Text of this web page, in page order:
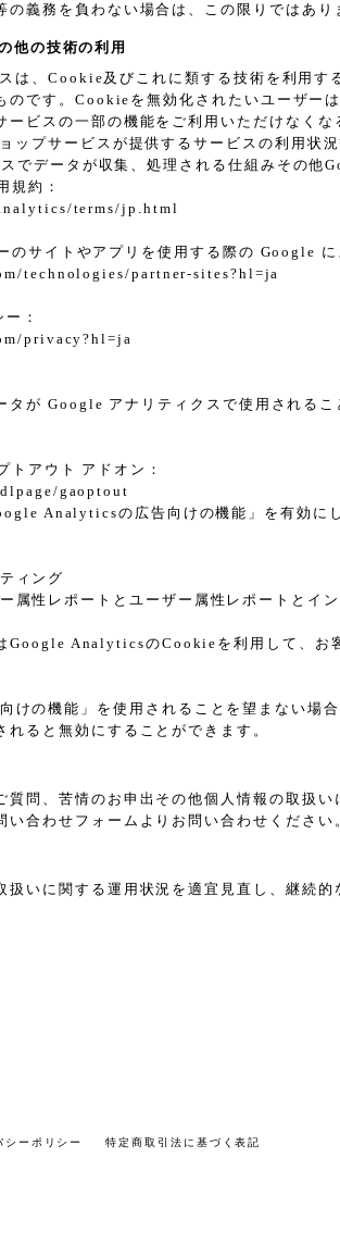
の義務を負わない場合は、この限りではあり
他の技術の利用
は、Cookie及びこれに類する技術を利用
のです。Cookieを無効化されたいユーザ
ービスの一部の機能をご利用いただけなくな
ップサービスが提供するサービスの利用
でデータが収集、処理される仕組みその他
規約：
terms/jp.html
のサイトやアプリを使用する際の Google に
technologies/partner-sites?hl=ja
：
privacy?hl=ja
タが Google アナリティクスで使用される
アウト アドオン：
gaoptout
Analyticsの広告向けの機能」を有効
ィング
性レポートとユーザー属性レポートとイン
Google AnalyticsのCookieを利用して、お
けの機能」を使用されることを望まない
ると無効にすることができます。
質問、苦情のお申出その他個人情報の取扱
合わせフォームよりお問い合わせください
扱いに関する運用状況を適宜見直し、継続
シーポリシー 特定商取引法に基づく表記